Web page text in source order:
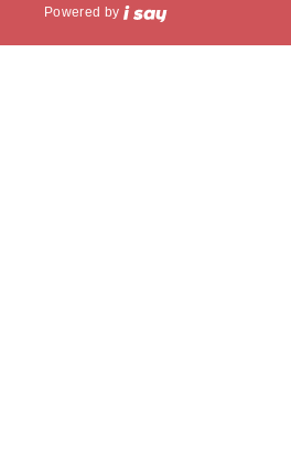
Powered by